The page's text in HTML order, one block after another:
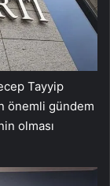
Tayyip
önemli gündem
olması